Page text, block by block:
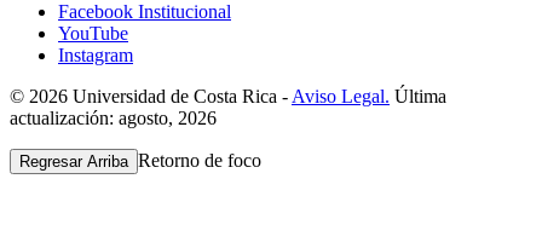
Facebook Institucional
YouTube
Instagram
© 2026 Universidad de Costa Rica - Aviso Legal. Última
actualización: agosto, 2026
Regresar Arriba Retorno de foco